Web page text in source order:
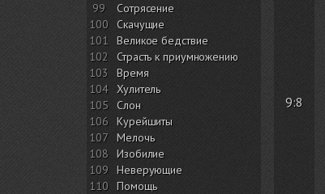
99
Сотрясение
100 Скачущие
101
Великое бедствие
102
Страсть к приумножению
103
Время
104 Хулитель
105 Слон
106 Курейшиты
107 Мелочь
108 Изобилие
109 Неверующие
110 Помощь
9:8